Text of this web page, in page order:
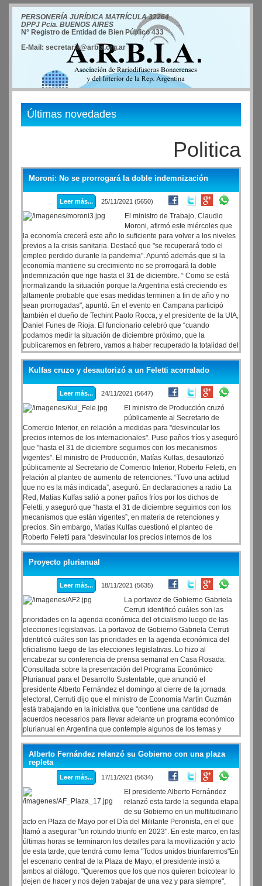
PERSONERÍA JURÍDICA MATRÍCULA 32264
DPPJ Pcia. BUENOS AIRES
N° Registro de Entidad de Bien Público 433
E-Mail: secretaria@arbia.org.ar
Últimas novedades
Politica
Moroni: No se prorrogará la doble indemnización
Leer más... 25/11/2021 (5650)
El ministro de Trabajo, Claudio
Moroni, afirmó este miércoles que
la economía crecerá este año lo suficiente para volver a los niveles
previos a la crisis sanitaria. Destacó que "se recuperará todo el
empleo perdido durante la pandemia". Apuntó además que si la
economía mantiene su crecimiento no se prorrogará la doble
indemnización que rige hasta el 31 de diciembre. “ Como se está
normalizando la situación porque la Argentina está creciendo es
altamente probable que esas medidas terminen a fin de año y no
sean prorrogadas", apuntó. En el evento en Campana participó
también el dueño de Techint Paolo Rocca, y el presidente de la UIA,
Daniel Funes de Rioja. El funcionario celebró que “cuando
podamos medir la situación de diciembre próximo, que la
publicaremos en febrero, vamos a haber recuperado la totalidad del
empleo perdido durante la pandemia, como mínimo". Por su parte
precisó que "hay sectores, como la manufactura y la construcción,
que están arriba de los empleos que tenían antes de la pandemia".
Kulfas cruzo y desautorizó a un Feletti acorralado
Leer más... 24/11/2021 (5647)
El ministro de Producción cruzó
públicamente al Secretario de
Comercio Interior, en relación a medidas para "desvincular los
precios internos de los internacionales". Puso paños fríos y aseguró
que "hasta el 31 de diciembre seguimos con los mecanismos
vigentes". El ministro de Producción, Matías Kulfas, desautorizó
públicamente al Secretario de Comercio Interior, Roberto Feletti, en
relación al planteo de aumento de retenciones. “Tuvo una actitud
que no es la más indicada”, aseguró. En declaraciones a radio La
Red, Matías Kulfas salió a poner paños fríos por los dichos de
Feletti, y aseguró que “hasta el 31 de diciembre seguimos con los
mecanismos que están vigentes”, en materia de retenciones y
precios. Sin embargo, Matías Kulfas cuestionó el planteo de
Roberto Feletti para “desvincular los precios internos de los
internacionales”, y manifestó: “Pensar en voz alta no es lo más
apropiado, de ninguna manera hay una decisión tomada y lo que
se está haciendo es analizar diferentes alternativas”, afirmó.
Proyecto plurianual
Leer más... 18/11/2021 (5635)
La portavoz de Gobierno Gabriela
Cerruti identificó cuáles son las
prioridades en la agenda económica del oficialismo luego de las
elecciones legislativas. La portavoz de Gobierno Gabriela Cerruti
identificó cuáles son las prioridades en la agenda económica del
oficialismo luego de las elecciones legislativas. Lo hizo al
encabezar su conferencia de prensa semanal en Casa Rosada.
Consultada sobre la presentación del Programa Económico
Plurianual para el Desarrollo Sustentable, que anunció el
presidente Alberto Fernández el domingo al cierre de la jornada
electoral, Cerruti dijo que el ministro de Economía Martín Guzmán
está trabajando en la iniciativa que "contiene una cantidad de
acuerdos necesarios para llevar adelante un programa económico
plurianual en Argentina que contemple algunos de los temas y
acuerdos que se están trabajando con el FMI".
Alberto Fernández relanzó su Gobierno con una plaza
repleta
Leer más... 17/11/2021 (5634)
El presidente Alberto Fernández
relanzó esta tarde la segunda etapa
de su Gobierno en un multitudinario
acto en Plaza de Mayo por el Día del Militante Peronista, en el que
llamó a asegurar "un rotundo triunfo en 2023". En este marco, en las
últimas horas se terminaron los detalles para la movilización y acto
de esta tarde, que tendrá como lema "Todos unidos triunfaremos"En
el escenario central de la Plaza de Mayo, el presidente instó a
ambos al diálogo. "Queremos que los que nos quieren boicotear lo
dejen de hacer y nos dejen trabajar de una vez y para siempre",